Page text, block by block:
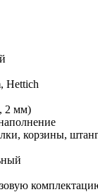
Hettich
2 мм)
корзины,